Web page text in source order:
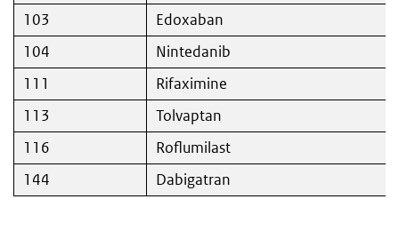
103
Edoxaban
104
Nintedanib
111
Rifaximine
113
Tolvaptan
116
Roflumilast
144
Dabigatran